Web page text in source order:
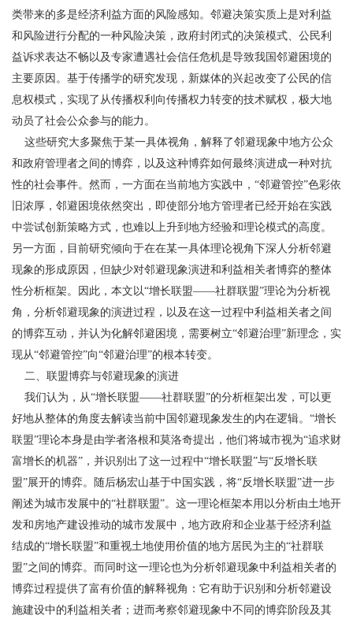
类带来的多是经济利益方面的风险感知。邻避决策实质上是对利益
和风险进行分配的一种风险决策，政府封闭式的决策模式、公民利
益诉求表达不畅以及专家遭遇社会信任危机是导致我国邻避困境的
主要原因。基于传播学的研究发现，新媒体的兴起改变了公民的信
息权模式，实现了从传播权利向传播权力转变的技术赋权，极大地
动员了社会公众参与的能力。
这些研究大多聚焦于某一具体视角，解释了邻避现象中地方公众
和政府管理者之间的博弈，以及这种博弈如何最终演进成一种对抗
性的社会事件。然而，一方面在当前地方实践中，“邻避管控”色彩依
旧浓厚，邻避困境依然突出，即使部分地方管理者已经开始在实践
中尝试创新策略方式，也难以上升到地方经验和理论模式的高度。
另一方面，目前研究倾向于在在某一具体理论视角下深人分析邻避
现象的形成原因，但缺少对邻避现象演进和利益相关者博弈的整体
性分析框架。因此，本文以“增长联盟——社群联盟”理论为分析视
角，分析邻避现象的演进过程，以及在这一过程中利益相关者之间
的博弈互动，并认为化解邻避困境，需要树立“邻避治理”新理念，实
现从“邻避管控”向“邻避治理”的根本转变。
二、联盟博弈与邻避现象的演进
我们认为，从“增长联盟——社群联盟”的分析框架出发，可以更
好地从整体的角度去解读当前中国邻避现象发生的内在逻辑。“增长
联盟”理论本身是由学者洛根和莫洛奇提出，他们将城市视为“追求财
富增长的机器”，并识别出了这一过程中“增长联盟”与“反增长联
盟”展开的博弈。随后杨宏山基于中国实践，将“反增长联盟”进一步
阐述为城市发展中的“社群联盟”。这一理论框架本用以分析由土地开
发和房地产建设推动的城市发展中，地方政府和企业基于经济利益
结成的“增长联盟”和重视土地使用价值的地方居民为主的“社群联
盟”之间的博弈。而同时这一理论也为分析邻避现象中利益相关者的
博弈过程提供了富有价值的解释视角：它有助于识别和分析邻避设
施建设中的利益相关者；进而考察邻避现象中不同的博弈阶段及其